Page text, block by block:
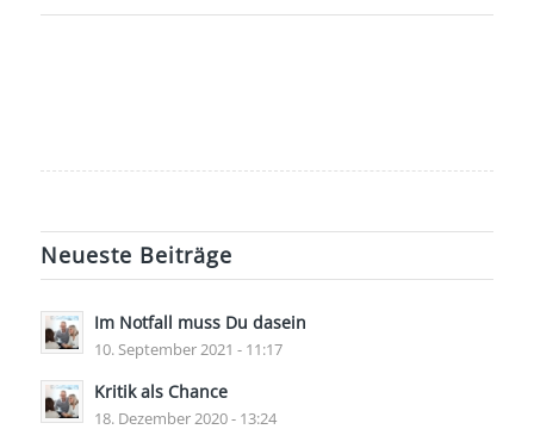
Neueste Beiträge
Im Notfall muss Du dasein
10. September 2021 - 11:17
Kritik als Chance
18. Dezember 2020 - 13:24